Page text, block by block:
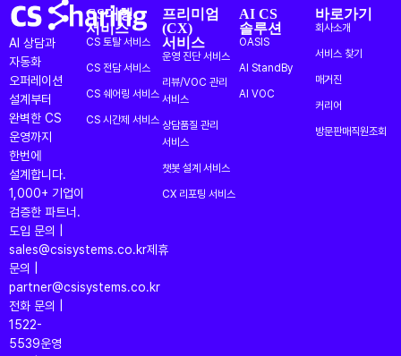
AI 상담과
자동화
오퍼레이션
설계부터
완벽한 CS
운영까지
한번에
설계합니다.
1,000+ 기업이
검증한 파트너.
도입 문의 |
sales@csisystems.co.kr제휴
문의 |
partner@csisystems.co.kr
전화 문의 |
1522-
5539운영
CS대행
서비스
CS 토탈 서비스
CS 전담 서비스
CS 쉐어링 서비스
CS 시간제 서비스
프리미엄
(CX)
서비스
운영 진단 서비스
리뷰/VOC 관리
서비스
상담품질 관리
서비스
챗봇 설계 서비스
CX 리포팅 서비스
AI CS
솔루션
OASIS
AI StandBy
AI VOC
바로가기
회사소개
서비스 찾기
매거진
커리어
방문판매직원조회